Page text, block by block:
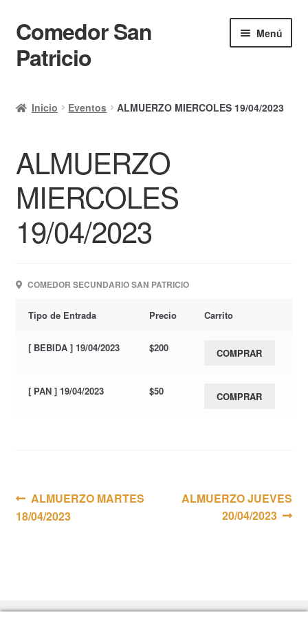
Ir
a
la
Ir
al
contenido
Comedor San
Patricio
Menú
Calendario
Mi cuenta
Ayuda Rapida
Finalizar compra
Inicio Eventos ALMUERZO MIERCOLES 19/04/2023
ALMUERZO
MIERCOLES
19/04/2023
COMEDOR SECUNDARIO SAN PATRICIO
Tipo de Entrada Precio Carrito
[ BEBIDA ] 19/04/2023 $200 COMPRAR
[ PAN ] 19/04/2023 $50 COMPRAR
Navegación
de
Anterior:
ALMUERZO MARTES
18/04/2023
Siguiente:
ALMUERZO JUEVES
20/04/2023